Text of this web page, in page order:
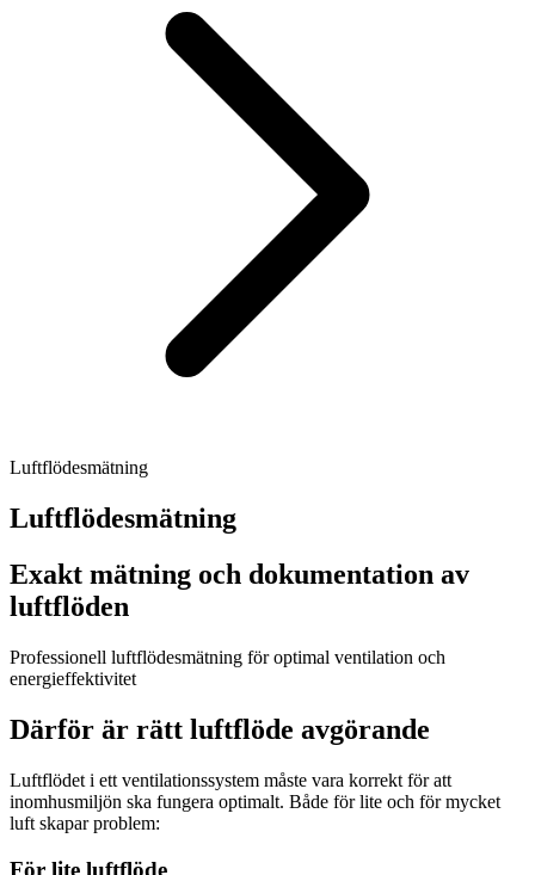
Luftflödesmätning
Luftflödesmätning
Exakt mätning och dokumentation av
luftflöden
Professionell luftflödesmätning för optimal ventilation och
energieffektivitet
Därför är rätt luftflöde avgörande
Luftflödet i ett ventilationssystem måste vara korrekt för att
inomhusmiljön ska fungera optimalt. Både för lite och för mycket
luft skapar problem:
För lite luftflöde